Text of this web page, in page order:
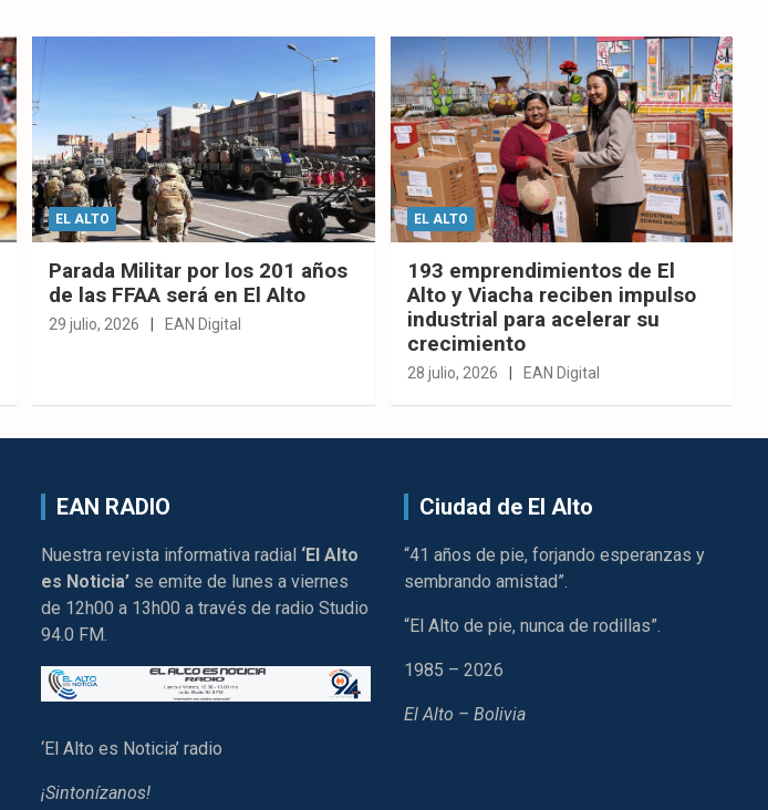
EL ALTO
Parada Militar por los 201 años
de las FFAA será en El Alto
29 julio, 2026 EAN Digital
EL ALTO
193 emprendimientos de El
Alto y Viacha reciben impulso
industrial para acelerar su
crecimiento
28 julio, 2026 EAN Digital
EAN RADIO
Nuestra revista informativa radial ‘El Alto
es Noticia’ se emite de lunes a viernes
de 12h00 a 13h00 a través de radio Studio
94.0 FM.
‘El Alto es Noticia’ radio
¡Sintonízanos!
Ciudad de El Alto
“41 años de pie, forjando esperanzas y
sembrando amistad”.
“El Alto de pie, nunca de rodillas”.
1985 – 2026
El Alto – Bolivia